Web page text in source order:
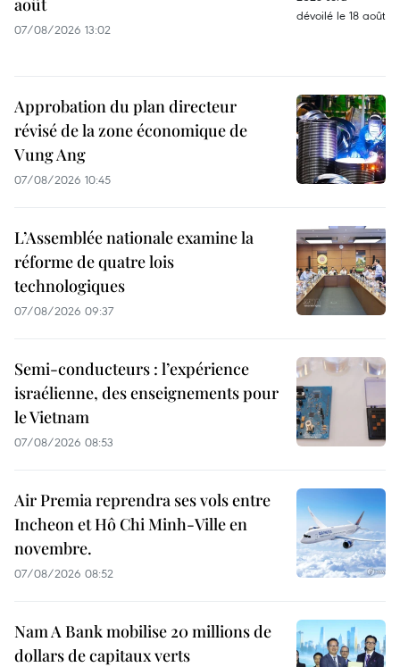
07/08/2026 13:02
Approbation du plan directeur
révisé de la zone économique de
Vung Ang
07/08/2026 10:45
L’Assemblée nationale examine la
réforme de quatre lois
technologiques
07/08/2026 09:37
Semi-conducteurs : l’expérience
israélienne, des enseignements pour
le Vietnam
07/08/2026 08:53
Air Premia reprendra ses vols entre
Incheon et Hô Chi Minh-Ville en
novembre.
07/08/2026 08:52
Nam A Bank mobilise 20 millions de
dollars de capitaux verts